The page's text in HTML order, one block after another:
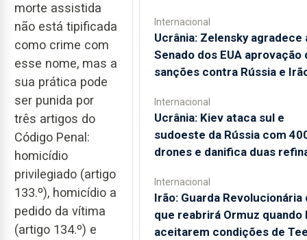
morte assistida
não está tipificada
como crime com
esse nome, mas a
sua prática pode
ser punida por
três artigos do
Código Penal:
homicídio
privilegiado (artigo
133.º), homicídio a
pedido da vítima
(artigo 134.º) e
Internacional
Ucrânia: Zelensky agradece
Senado dos EUA aprovação
sanções contra Rússia e
Internacional
Ucrânia: Kiev ataca sul e
sudoeste da Rússia com
drones e danifica duas
Internacional
Irão: Guarda Revolucionária
que reabrirá Ormuz quando
aceitarem condições de